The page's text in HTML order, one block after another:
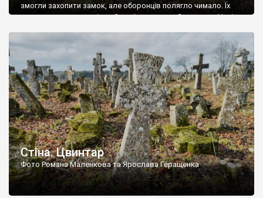
змогли захопити замок, але оборонців полягло чимало. Їх
поховали на цвинтарі, який тоді називався Замковим. Нині на
ньому чимало хрестів 19 століття, є такі, де епітафії стер […]
Стіна. Цвинтар
Фото Романа Маленкова та Ярослава Геращенка